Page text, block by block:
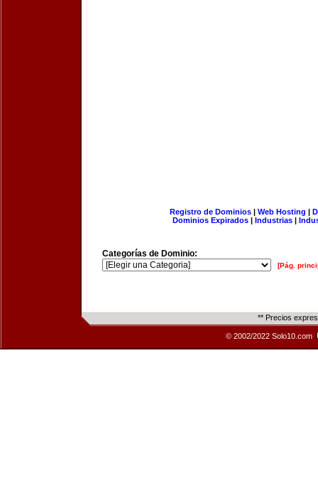
Registro de Dominios| Web Hosting |
Dominios Expirados | Industrias |
Categorías de Dominio:
[Pág.
** Precios
© 2002/2022 Solo10.com